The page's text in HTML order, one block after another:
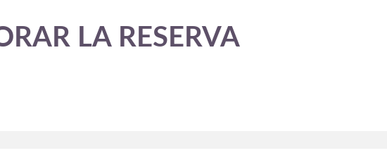
LA RESERVA